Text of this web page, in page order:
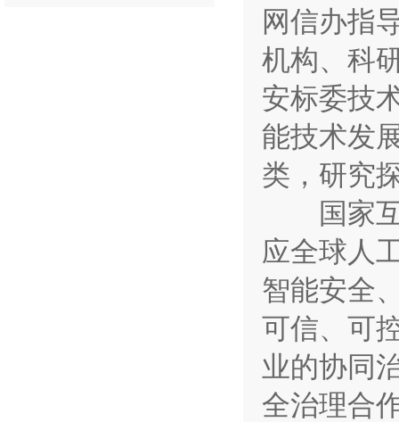
网信办指
机构、科
安标委技
能技术发
类，研究
国家互
应全球人
智能安全
可信、可
业的协同
全治理合